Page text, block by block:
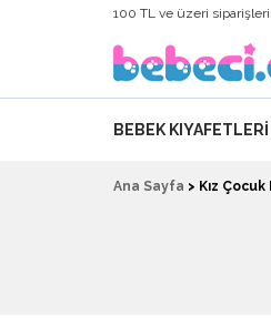
100 TL ve üzeri
BEBEK KIYAFETLERI
Ana Sayfa > Kız